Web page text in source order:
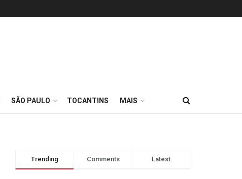
SÃO PAULO TOCANTINS MAIS
Trending Comments Latest